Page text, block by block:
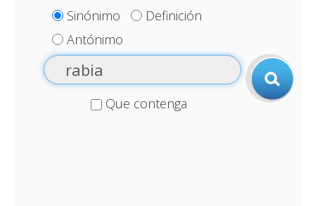
Sinónimo
Definición
Antónimo
Que contenga